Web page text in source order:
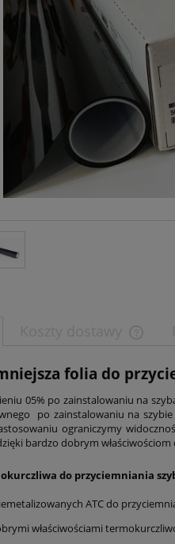
folia do
05% po zainstalowaniu na
po zainstalowaniu na
ograniczymy
bardzo dobrym
do przyciemniania
ATC do
właściwościami